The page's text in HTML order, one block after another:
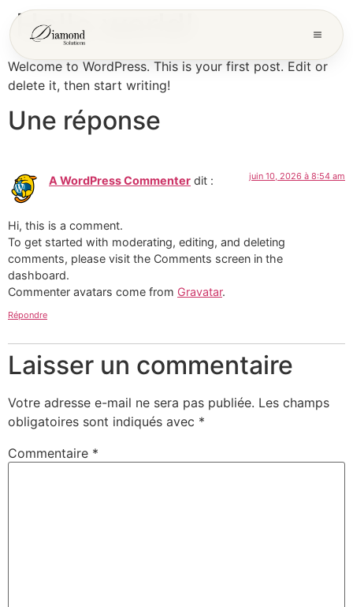
Hello world!
Welcome to WordPress. This is your first post. Edit or
delete it, then start writing!
Une réponse
A WordPress Commenter dit : juin 10, 2026 à 8:54 am
Hi, this is a comment.
To get started with moderating, editing, and deleting
comments, please visit the Comments screen in the
dashboard.
Commenter avatars come from Gravatar.
Répondre
Laisser un commentaire
Votre adresse e-mail ne sera pas publiée. Les champs
obligatoires sont indiqués avec *
Commentaire *